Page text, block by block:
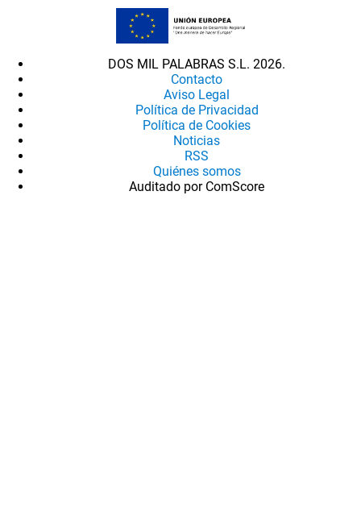
DOS MIL PALABRAS S.L. 2026.
Contacto
Aviso Legal
Política de Privacidad
Política de Cookies
Noticias
RSS
Quiénes somos
Auditado por ComScore